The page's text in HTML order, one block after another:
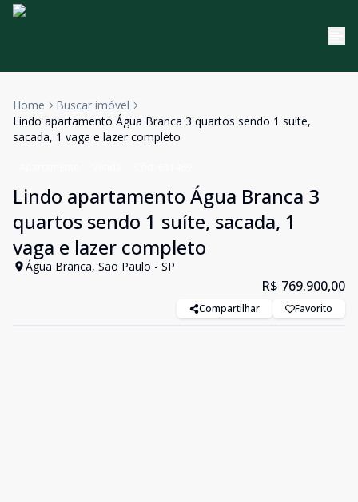
Home
Buscar imóvel
Lindo apartamento Água Branca 3 quartos sendo 1 suíte,
sacada, 1 vaga e lazer completo
Lindo apartamento Água Branca 3
quartos sendo 1 suíte, sacada, 1
vaga e lazer completo
Água Branca, São Paulo - SP
R$ 769.900,00
Compartilhar Favorito